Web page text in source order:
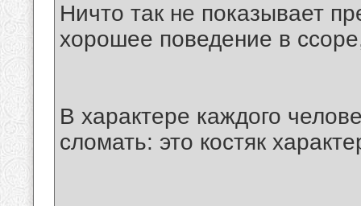
Ничто так не показывает
хорошее поведение в
В характере каждого
сломать: это костяк